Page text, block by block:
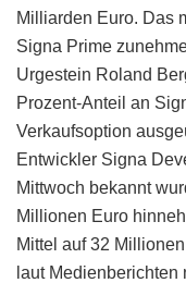
Milliarden Euro. Das
Signa Prime
Urgestein Roland
Prozent-Anteil an
Verkaufsoption
Entwickler Signa
Mittwoch bekannt
Millionen Euro
Mittel auf 32
laut Medienberichten